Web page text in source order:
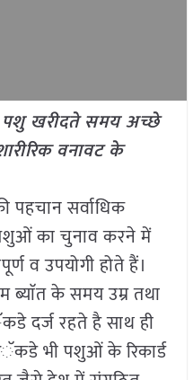
पशु खरीदते समय अच्छे
वनावट के
पहचान सर्वाधिक
का चुनाव करने में
व उपयोगी होते हैं।
ब्याॅत के समय उम्र तथा
दर्ज रहते है साथ ही
भी पशुओं के रिकार्ड